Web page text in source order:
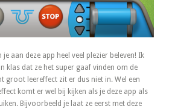
aan deze app heel veel plezier beleven! Ik
klas dat ze het super gaaf vinden om de
groot leereffect zit er dus niet in. Wel een
komt er wel bij kijken als je deze app als
Bijvoorbeeld je laat ze eerst met deze